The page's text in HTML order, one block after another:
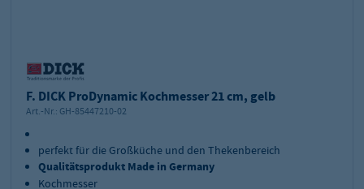
F. DICK ProDynamic Kochmesser 21 cm, gelb
Art.-Nr.: GH-85447210-02
perfekt für die Großküche und den Thekenbereich
Qualitätsprodukt Made in Germany
Kochmesser